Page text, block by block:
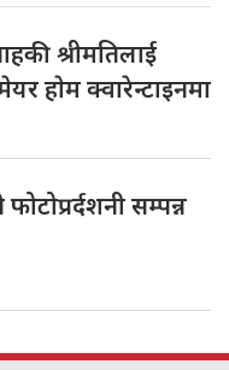
श्रीमतिलाई
हाेम क्वारेन्टाइनमा
सम्पन्न